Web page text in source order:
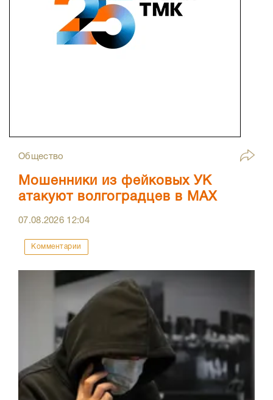
Общество
Мошенники из фейковых УК
атакуют волгоградцев в МАХ
07.08.2026 12:04
Комментарии